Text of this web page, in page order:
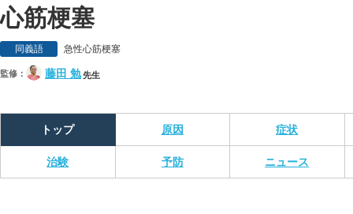
心筋梗塞
同義語 急性心筋梗塞
監修： 藤田 勉先生
トップ 原因 症状
治験 予防 ニュース